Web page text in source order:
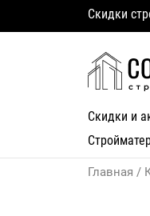
Скидки
Скидки и
Главная